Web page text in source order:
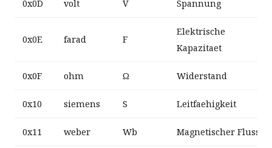
0x0D volt V Spannung
0x0E farad F
Elektrische
Kapazitaet
0x0F ohm Ω Widerstand
0x10 siemens S Leitfaehigkeit
0x11 weber Wb Magnetischer Fluss